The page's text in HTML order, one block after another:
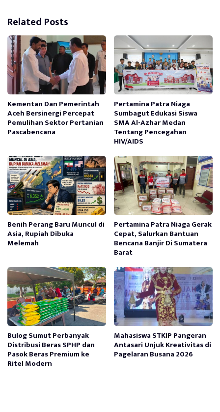
Related Posts
Kementan Dan Pemerintah
Aceh Bersinergi Percepat
Pemulihan Sektor Pertanian
Pascabencana
Pertamina Patra Niaga
Sumbagut Edukasi Siswa
SMA Al-Azhar Medan
Tentang Pencegahan
HIV/AIDS
Benih Perang Baru Muncul di
Asia, Rupiah Dibuka
Melemah
Pertamina Patra Niaga Gerak
Cepat, Salurkan Bantuan
Bencana Banjir Di Sumatera
Barat
Bulog Sumut Perbanyak
Distribusi Beras SPHP dan
Pasok Beras Premium ke
Ritel Modern
Mahasiswa STKIP Pangeran
Antasari Unjuk Kreativitas di
Pagelaran Busana 2026